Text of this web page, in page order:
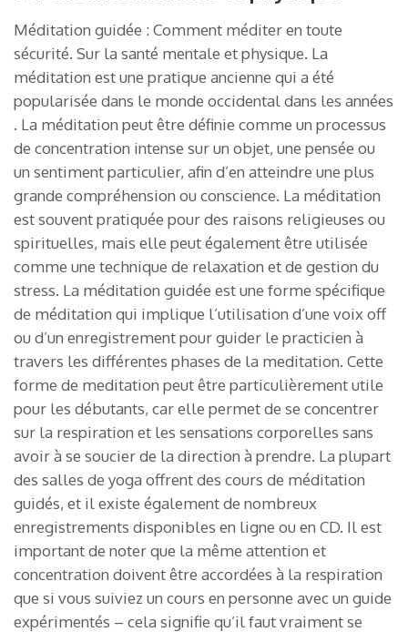
Méditation guidée : Comment méditer en toute
sécurité. Sur la santé mentale et physique. La
méditation est une pratique ancienne qui a été
popularisée dans le monde occidental dans les années
. La méditation peut être définie comme un processus
de concentration intense sur un objet, une pensée ou
un sentiment particulier, afin d’en atteindre une plus
grande compréhension ou conscience. La méditation
est souvent pratiquée pour des raisons religieuses ou
spirituelles, mais elle peut également être utilisée
comme une technique de relaxation et de gestion du
stress. La méditation guidée est une forme spécifique
de méditation qui implique l’utilisation d’une voix off
ou d’un enregistrement pour guider le practicien à
travers les différentes phases de la meditation. Cette
forme de meditation peut être particulièrement utile
pour les débutants, car elle permet de se concentrer
sur la respiration et les sensations corporelles sans
avoir à se soucier de la direction à prendre. La plupart
des salles de yoga offrent des cours de méditation
guidés, et il existe également de nombreux
enregistrements disponibles en ligne ou en CD. Il est
important de noter que la même attention et
concentration doivent être accordées à la respiration
que si vous suiviez un cours en personne avec un guide
expérimentés – cela signifie qu’il faut vraiment se